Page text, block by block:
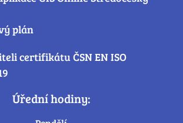
plán
certifikátu ČSN EN ISO
Úřední hodiny: